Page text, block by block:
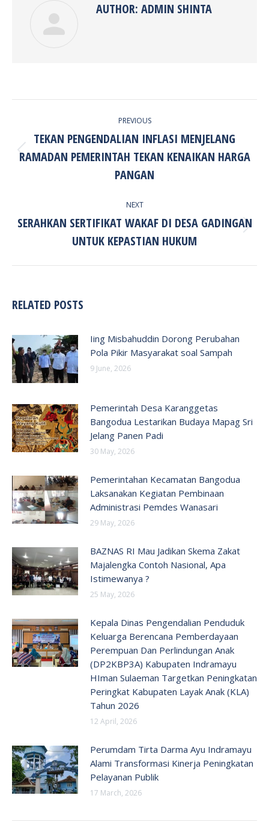
AUTHOR: ADMIN SHINTA
PREVIOUS
Previous
post:
TEKAN PENGENDALIAN INFLASI MENJELANG
RAMADAN PEMERINTAH TEKAN KENAIKAN HARGA
PANGAN
NEXT
Next
post:
SERAHKAN SERTIFIKAT WAKAF DI DESA GADINGAN
UNTUK KEPASTIAN HUKUM
RELATED POSTS
Iing Misbahuddin Dorong Perubahan
Pola Pikir Masyarakat soal Sampah
9 June, 2026
Pemerintah Desa Karanggetas
Bangodua Lestarikan Budaya Mapag Sri
Jelang Panen Padi
30 May, 2026
Pemerintahan Kecamatan Bangodua
Laksanakan Kegiatan Pembinaan
Administrasi Pemdes Wanasari
29 May, 2026
BAZNAS RI Mau Jadikan Skema Zakat
Majalengka Contoh Nasional, Apa
Istimewanya ?
25 May, 2026
Kepala Dinas Pengendalian Penduduk
Keluarga Berencana Pemberdayaan
Perempuan Dan Perlindungan Anak
(DP2KBP3A) Kabupaten Indramayu
HIman Sulaeman Targetkan Peningkatan
Peringkat Kabupaten Layak Anak (KLA)
Tahun 2026
12 April, 2026
Perumdam Tirta Darma Ayu Indramayu
Alami Transformasi Kinerja Peningkatan
Pelayanan Publik
17 March, 2026